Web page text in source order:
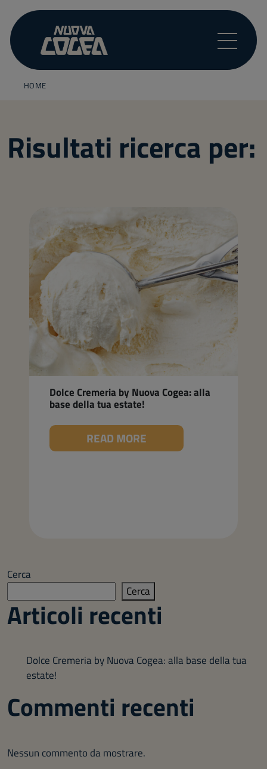
HOME
Risultati ricerca per:
Dolce Cremeria by Nuova Cogea: alla
base della tua estate!
READ MORE
Cerca
Cerca
Articoli recenti
Dolce Cremeria by Nuova Cogea: alla base della tua
estate!
Commenti recenti
Nessun commento da mostrare.